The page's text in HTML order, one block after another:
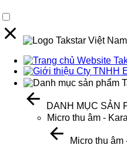
DANH MỤC SẢN
Micro thu âm -
Micro thu âm